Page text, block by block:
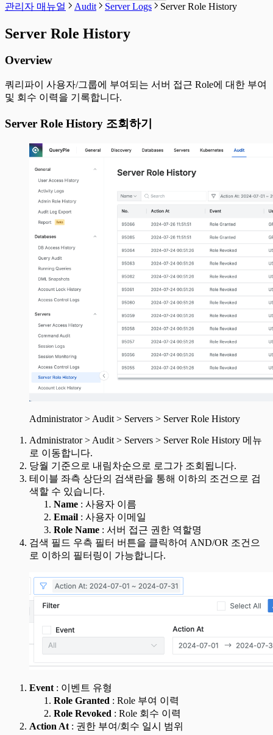
관리자 매뉴얼 Audit Server Logs Server Role History
Server Role History
Overview
쿼리파이 사용자/그룹에 부여되는 서버 접근 Role에 대한 부여
및 회수 이력을 기록합니다.
Server Role History 조회하기
Administrator > Audit > Servers > Server Role History
Administrator > Audit > Servers > Server Role History 메뉴
로 이동합니다.
당월 기준으로 내림차순으로 로그가 조회됩니다.
테이블 좌측 상단의 검색란을 통해 이하의 조건으로 검
색할 수 있습니다.
Name : 사용자 이름
Email : 사용자 이메일
Role Name : 서버 접근 권한 역할명
검색 필드 우측 필터 버튼을 클릭하여 AND/OR 조건으
로 이하의 필터링이 가능합니다.
Event : 이벤트 유형
Role Granted : Role 부여 이력
Role Revoked : Role 회수 이력
Action At : 권한 부여/회수 일시 범위